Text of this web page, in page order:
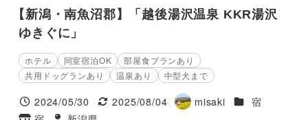
【新潟・南魚沼郡】「越後湯沢温泉 KKR湯沢
ゆきぐに」
ホテル 同室宿泊OK
部屋食プランあり
共用ドッグランあり
温泉あり 中型犬まで
投稿日
2024/05/30
更新日
2025/08/04
著
misaki 施設ジャンル
宿